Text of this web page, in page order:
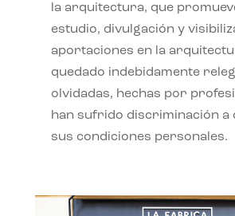
la arquitectura, que
estudio, divulgación y
aportaciones en la
quedado indebidamente
olvidadas, hechas por
han sufrido discriminación a
sus condiciones personales.